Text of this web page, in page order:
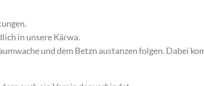
in unsere Kärwa.
und dem Betzn austanzen folgen. Dabei